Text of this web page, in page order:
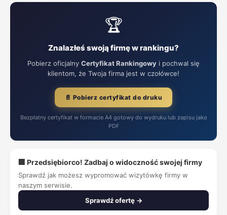
🏆
Znalazłeś swoją firmę w rankingu?
Pobierz oficjalny Certyfikat Rankingowy i pochwal się
klientom, że Twoja firma jest w czołówce!
📄 Pobierz certyfikat do druku
Bezpłatny certyfikat w formacie A4 gotowy do wydruku lub zapisu jako
PDF
🏢 Przedsiębiorco! Zadbaj o widoczność swojej firmy
Sprawdź jak możesz wypromować wizytówkę firmy w
naszym serwisie.
Sprawdź ofertę →